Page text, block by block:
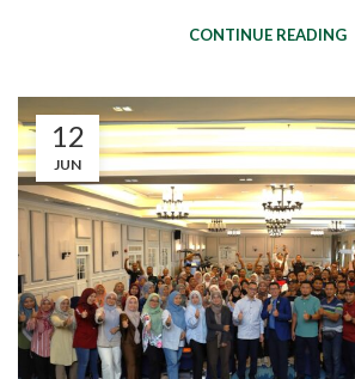
CONTINUE READING
12
JUN